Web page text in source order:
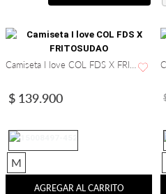
$ 139.900
M
AGREGAR AL CARRITO